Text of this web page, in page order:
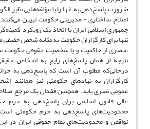
ضرورت پاسخ‌دهی به آنها را با مؤلفه‌هایی نظیر
اصلاح ساختاری - مدیریتی حکومت تبیین
جمهوری اسلامی ایران با اتخاذ یک رویکرد
تنها برای کارگزاران حکومت به مثابه شخص حقیقی
عنصری از حاکمیت و یا شخصیت حقوقی حکومت
نتیجه از همان پاسخ‌های رایج به اشخاص
درحالی‌که مطلوب آن است که پاسخ‌دهی به
کارگزاران به نهادهای حکومتی نیز همانند
عمومی تسری یابد. همچنین فقدان یک مرجع
عالی قانون اساسی برای پاسخ‌دهی به جرم
محدودیت‌های پاسخ‌دهی به جرم حکومتی
نواقص و محدودیت‌های نظام حقوقی ایران در